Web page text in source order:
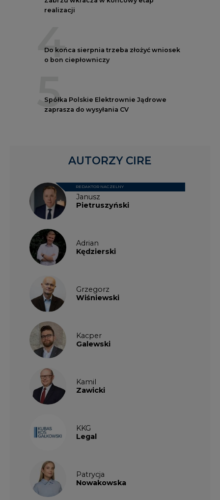
realizacji
4
Do końca sierpnia trzeba złożyć wniosek
o bon ciepłowniczy
5
Spółka Polskie Elektrownie Jądrowe
zaprasza do wysyłania CV
Janusz
Pietruszyński
REDAKTOR NACZELNY
Adrian
Kędzierski
Grzegorz
Wiśniewski
Kacper
Galewski
Kamil
Zawicki
KKG
Legal
Patrycja
Nowakowska
AUTORZY CIRE